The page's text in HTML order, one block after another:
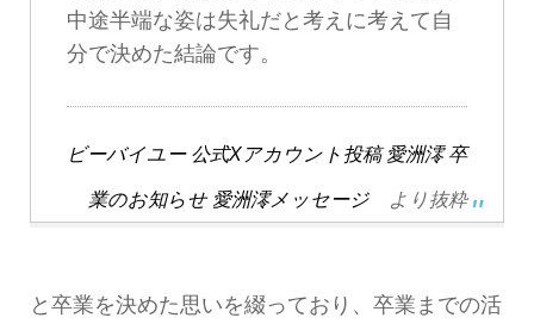
中途半端な姿は失礼だと考えに考えて自
分で決めた結論です。
ビーバイユー 公式Xアカウント投稿 愛洲澪 卒
業のお知らせ 愛洲澪メッセージ より抜粋
と卒業を決めた思いを綴っており、卒業までの活